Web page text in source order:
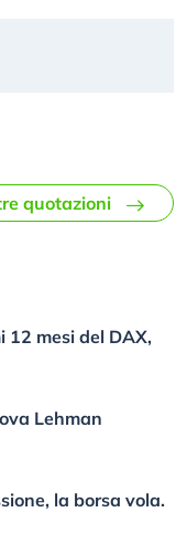
quotazioni
12 mesi del DAX,
Lehman
la borsa vola.